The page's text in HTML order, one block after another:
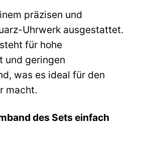
präzisen und
Uhrwerk ausgestattet.
für hohe
und geringen
was es ideal für den
macht.
des Sets einfach